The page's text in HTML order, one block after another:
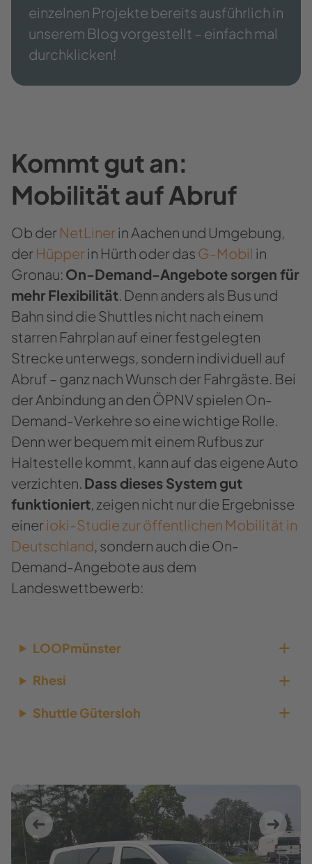
einzelnen Projekte bereits ausführlich in
unserem Blog vorgestellt – einfach mal
durchklicken!
Kommt gut an:
Mobilität auf Abruf
Ob der NetLinerin Aachen und Umgebung,
der Hüpperin Hürth oder das G-Mobil in
Gronau: On-Demand-Angebote sorgen für
mehr Flexibilität . Denn anders als Bus und
Bahn sind die Shuttles nicht nach einem
starren Fahrplan auf einer festgelegten
Strecke unterwegs, sondern individuell auf
Abruf – ganz nach Wunsch der Fahrgäste. Bei
der Anbindung an den ÖPNV spielen On-
Demand-Verkehre so eine wichtige Rolle.
Denn wer bequem mit einem Rufbus zur
Haltestelle kommt, kann auf das eigene Auto
verzichten. Dass dieses System gut
funktioniert , zeigen nicht nur die Ergebnisse
einerioki-Studie zur öffentlichen Mobilität in
Deutschland , sondern auch die On-
Demand-Angebote aus dem
Landeswettbewerb:
LOOPmünster
Rhesi
Shuttle Gütersloh